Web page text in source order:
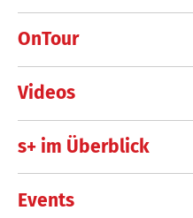
OnTour
Videos
s+ im Überblick
Events